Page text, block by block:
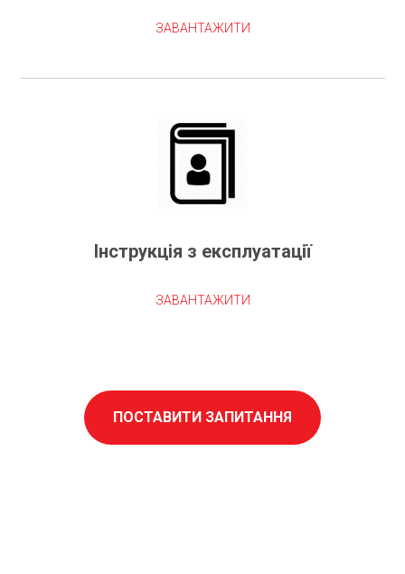
ЗАВАНТАЖИТИ
Інструкція з експлуатації
ЗАВАНТАЖИТИ
ПОСТАВИТИ ЗАПИТАННЯ